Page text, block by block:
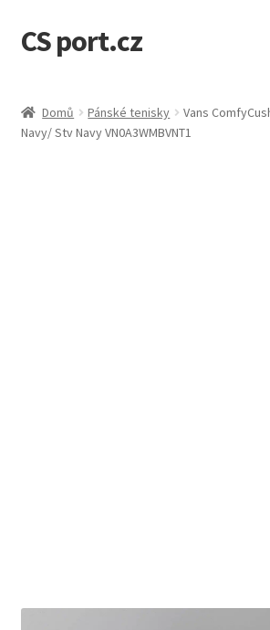
Přeskočit
na
Přejít
k
webu
CS port.cz
Doprava a doba dodání
Domů Pánské tenisky
Vans
Navy/ Stv Navy VN0A3WMBVNT1